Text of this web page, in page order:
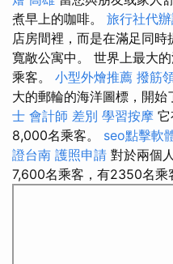
煮早上的咖啡。 旅行社代
店房間裡，而是在滿足同
寬敞公寓中。 世界上最大
乘客。 小型外燴推薦 撥筋
大的郵輪的海洋圖標，開始
士 會計師 差別 學習按摩
8,000名乘客。 seo點擊軟
證台南 護照申請 對於兩個
7,600名乘客，有2350名乘